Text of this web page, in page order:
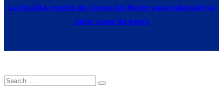
La insólita receta de Corea del Norte para sobrevivir al
calor: sopa de perro